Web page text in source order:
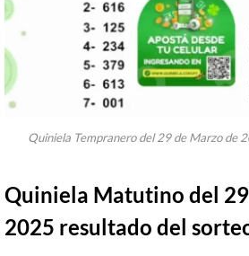
Quiniela Tempranero del 29 de Marzo de
Quiniela Matutino del
2025 resultado del